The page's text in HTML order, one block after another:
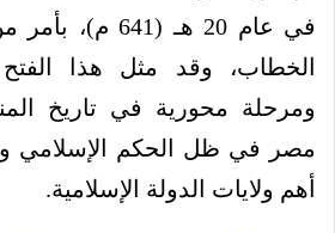
في عام 20 هـ
الخطاب، وقد مثل هذا
ومرحلة محورية في تاريخ
مصر في ظل الحكم الإسلامي
أهم ولايات الدولة الإسلامية.